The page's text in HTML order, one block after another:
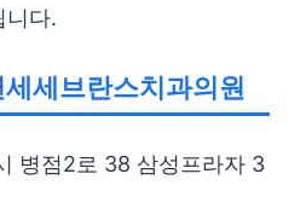
니다.
세브란스치과의원
병점2로 38 삼성프라자 3